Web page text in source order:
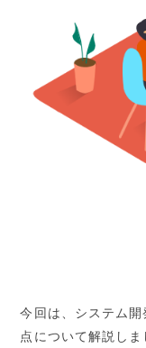
今回は、システム
点について解説しま